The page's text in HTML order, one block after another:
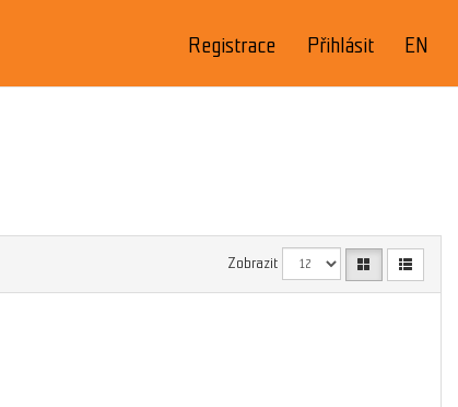
EN
Registrace Přihlásit
Zobrazit